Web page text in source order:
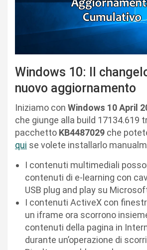
Windows 10: Il
nuovo aggiornamento
Iniziamo con Windows 10 April
che giunge alla build 17134.619
pacchetto KB4487029 che
qui se volete installarlo
I contenuti multimediali
contenuti di e-learning con
USB plug and play su
I contenuti ActiveX con
un iframe ora scorrono
contenuti della pagina in
durante un’operazione di